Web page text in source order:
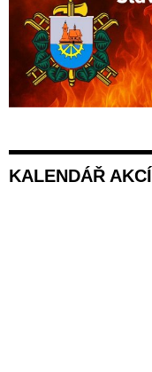
KALENDÁŘ AKCÍ